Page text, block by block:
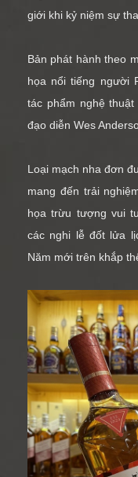
giới khi kỷ niệm sự
Bản phát hành theo
họa nổi tiếng người
tác phẩm nghệ
đạo diễn Wes
Loại mạch nha đơn
mang đến trải
họa trừu tượng vui
các nghi lễ đốt lửa
Năm mới trên khắp